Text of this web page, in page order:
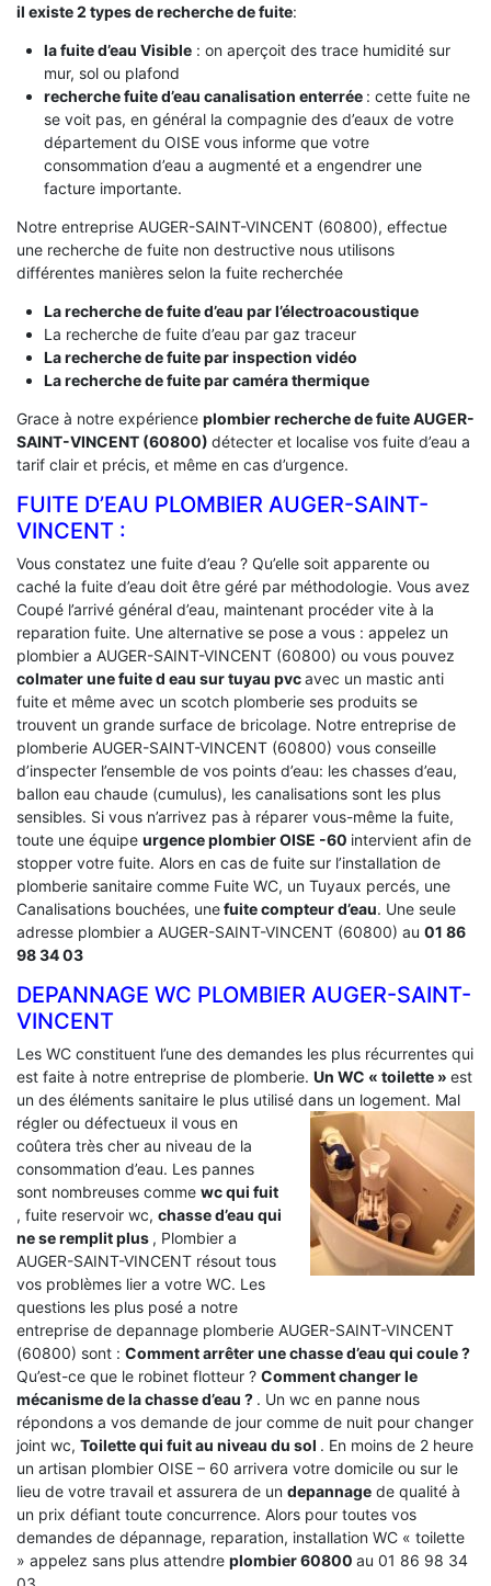
il existe 2 types de recherche de fuite:
la fuite d’eau Visible: on aperçoit des trace humidité sur
mur, sol ou plafond
recherche fuite d’eau canalisation enterrée : cette fuite ne
se voit pas, en général la compagnie des d’eaux de votre
département du OISE vous informe que votre
consommation d’eau a augmenté et a engendrer une
facture importante.
Notre entreprise AUGER-SAINT-VINCENT (60800), effectue
une recherche de fuite non destructive nous utilisons
différentes manières selon la fuite recherchée
La recherche de fuite d’eau par l’électroacoustique
La recherche de fuite d’eau par gaz traceur
La recherche de fuite par inspection vidéo
La recherche de fuite par caméra thermique
Grace à notre expérience plombier recherche de fuite AUGER-
SAINT-VINCENT (60800) détecter et localise vos fuite d’eau a
tarif clair et précis, et même en cas d’urgence.
FUITE D’EAU PLOMBIER AUGER-SAINT-
VINCENT :
Vous constatez une fuite d’eau ? Qu’elle soit apparente ou
caché la fuite d’eau doit être géré par méthodologie. Vous avez
Coupé l’arrivé général d’eau, maintenant procéder vite à la
reparation fuite. Une alternative se pose a vous : appelez un
plombier a AUGER-SAINT-VINCENT (60800) ou vous pouvez
colmater une fuite d eau sur tuyau pvcavec un mastic anti
fuite et même avec un scotch plomberie ses produits se
trouvent un grande surface de bricolage. Notre entreprise de
plomberie AUGER-SAINT-VINCENT (60800) vous conseille
d’inspecter l’ensemble de vos points d’eau: les chasses d’eau,
ballon eau chaude (cumulus), les canalisations sont les plus
sensibles. Si vous n’arrivez pas à réparer vous-même la fuite,
toute une équipe urgence plombier OISE -60 intervient afin de
stopper votre fuite. Alors en cas de fuite sur l’installation de
plomberie sanitaire comme Fuite WC, un Tuyaux percés, une
Canalisations bouchées, unefuite compteur d’eau. Une seule
adresse plombier a AUGER-SAINT-VINCENT (60800) au 01 86
98 34 03
DEPANNAGE WC PLOMBIER AUGER-SAINT-
VINCENT
Les WC constituent l’une des demandes les plus récurrentes qui
est faite à notre entreprise de plomberie. Un WC « toilette » est
un des éléments sanitaire le plus utilisé dans un logement. Mal
régler ou défectueux il vous en
coûtera très cher au niveau de la
consommation d’eau. Les pannes
sont nombreuses comme wc qui fuit
, fuite reservoir wc, chasse d’eau qui
ne se remplit plus , Plombier a
AUGER-SAINT-VINCENT résout tous
vos problèmes lier a votre WC. Les
questions les plus posé a notre
entreprise de depannage plomberie AUGER-SAINT-VINCENT
(60800) sont : Comment arrêter une chasse d’eau qui coule ?
Qu’est-ce que le robinet flotteur ? Comment changer le
mécanisme de la chasse d’eau ? . Un wc en panne nous
répondons a vos demande de jour comme de nuit pour changer
joint wc, Toilette qui fuit au niveau du sol . En moins de 2 heure
un artisan plombier OISE – 60 arrivera votre domicile ou sur le
lieu de votre travail et assurera de un depannage de qualité à
un prix défiant toute concurrence. Alors pour toutes vos
demandes de dépannage, reparation, installation WC « toilette
» appelez sans plus attendre plombier 60800 au 01 86 98 34